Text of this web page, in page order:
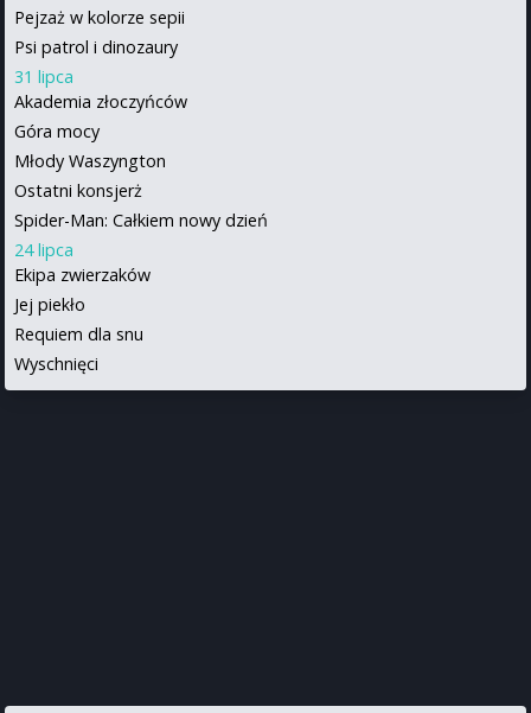
Pejzaż w kolorze sepii
Psi patrol i dinozaury
31 lipca
Akademia złoczyńców
Góra mocy
Młody Waszyngton
Ostatni konsjerż
Spider-Man: Całkiem nowy dzień
24 lipca
Ekipa zwierzaków
Jej piekło
Requiem dla snu
Wyschnięci